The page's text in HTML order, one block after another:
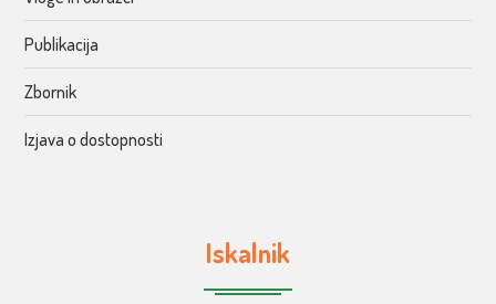
Publikacija
Zbornik
Izjava o dostopnosti
Iskalnik